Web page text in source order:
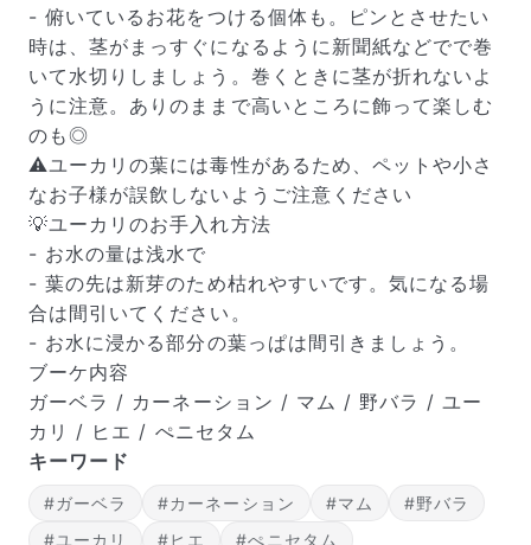
届いたお花に元気がなかったら？
もし届いたお花に「枯れている」「折れている」などの
不備があった場合は、些細なことでもお気軽にサポート
までご連絡ください。ご返金にて補償いたします。
- 俯いているお花をつける個体も。ピンとさせたい
時は、茎がまっすぐになるように新聞紙などでで巻
いて水切りしましょう。巻くときに茎が折れないよ
うに注意。ありのままで高いところに飾って楽しむ
のも◎
⚠️ユーカリの葉には毒性があるため、ペットや小さ
なお子様が誤飲しないようご注意ください
💡ユーカリのお手入れ方法
- お水の量は浅水で
- 葉の先は新芽のため枯れやすいです。気になる場
合は間引いてください。
- お水に浸かる部分の葉っぱは間引きましょう。
ブーケ内容
ガーベラ / カーネーション / マム / 野バラ / ユー
カリ / ヒエ / ぺニセタム
キーワード
#ガーベラ #カーネーション #マム
#野バラ
#ユーカリ
#ヒエ #ぺニセタム